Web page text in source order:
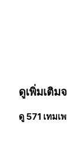
ดูเพิ่มเติม
ดู 571 เทมเ